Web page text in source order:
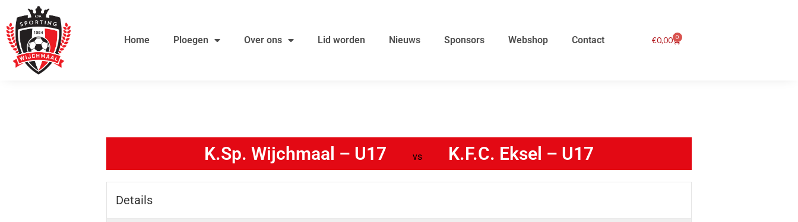
inhoud
naar
de
inhoud
Home Ploegen Over ons Lid worden Nieuws Sponsors Webshop Contact €0,00 0
Winkelwagen
K.Sp. Wijchmaal – U17 vs K.F.C. Eksel – U17
Details